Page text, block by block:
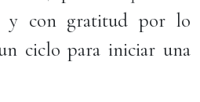
y con gratitud por lo
ciclo para iniciar una